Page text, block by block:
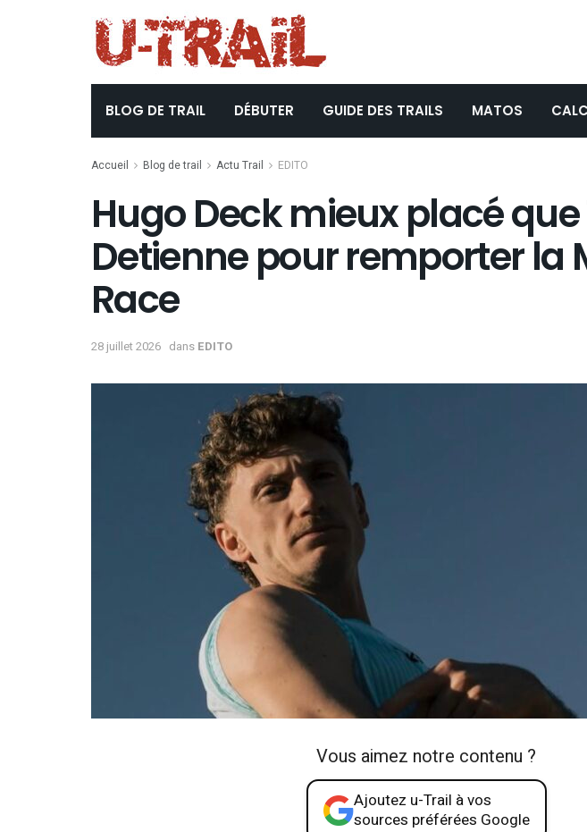
BLOG DE TRAIL DÉBUTER GUIDE DES TRAILS MATOS
Accueil Blog de trail Actu Trail EDITO
Hugo Deck mieux placé que
Detienne pour remporter la
Race
28 juillet 2026 dans EDITO
Vous aimez notre contenu ?
Ajoutez u-Trail à vos
sources préférées Google